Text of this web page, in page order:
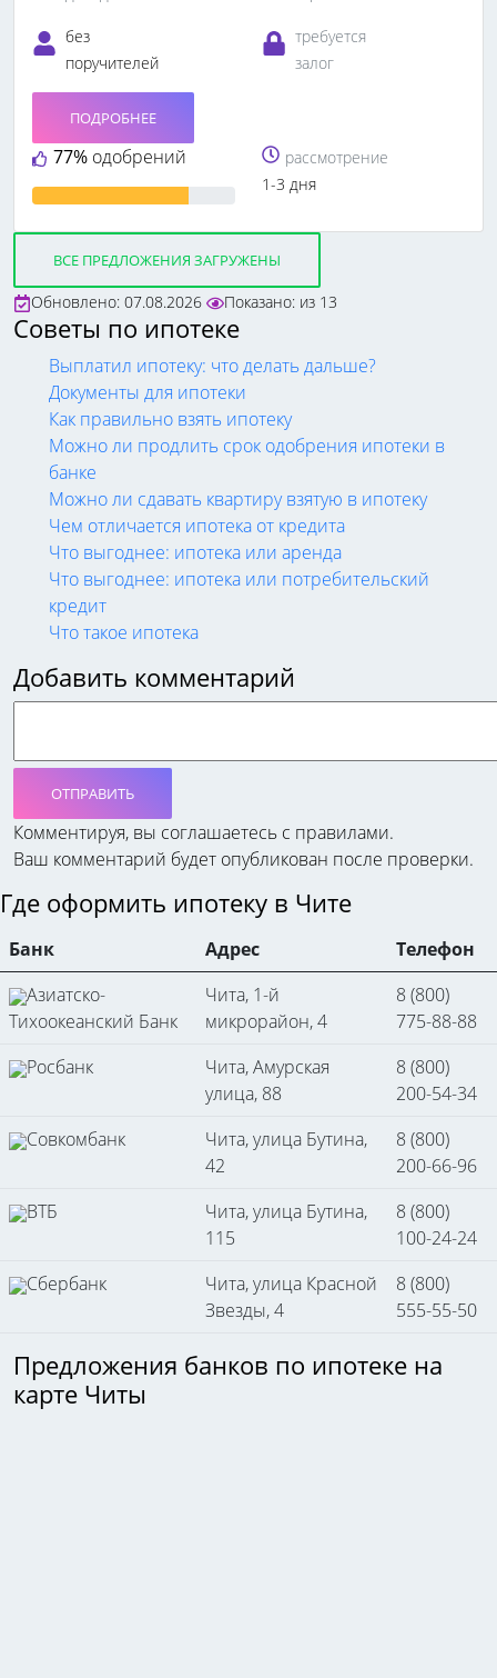
без
поручителей
требуется
залог
77% одобрений
ПОДРОБНЕЕ
рассмотрение
1-3 дня
ВСЕ ПРЕДЛОЖЕНИЯ ЗАГРУЖЕНЫ
Обновлено: 07.08.2026 Показано: из 13
Советы по ипотеке
Выплатил ипотеку: что делать дальше?
Документы для ипотеки
Как правильно взять ипотеку
Можно ли продлить срок одобрения ипотеки в
банке
Можно ли сдавать квартиру взятую в ипотеку
Чем отличается ипотека от кредита
Что выгоднее: ипотека или аренда
Что выгоднее: ипотека или потребительский
кредит
Что такое ипотека
Добавить комментарий
ОТПРАВИТЬ
Комментируя, вы соглашаетесь c правилами.
Ваш комментарий будет опубликован после проверки.
Где оформить ипотеку в Чите
Банк Адрес
Телефон
Азиатско-
Тихоокеанский Банк
Чита, 1-й
микрорайон, 4
8 (800)
775-88-88
Росбанк
Чита, Амурская
улица, 88
8 (800)
200-54-34
Совкомбанк
Чита, улица Бутина,
42
8 (800)
200-66-96
ВТБ
Чита, улица Бутина,
115
8 (800)
100-24-24
Сбербанк
Чита, улица Красной
Звезды, 4
8 (800)
555-55-50
Предложения банков по ипотеке на
карте Читы